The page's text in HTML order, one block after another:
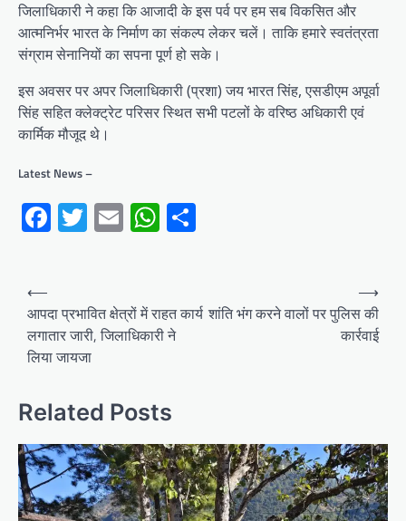
जिलाधिकारी ने कहा कि आजादी के इस पर्व पर हम सब विकसित और
आत्मनिर्भर भारत के निर्माण का संकल्प लेकर चलें। ताकि हमारे स्वतंत्रता
संग्राम सेनानियों का सपना पूर्ण हो सके।
इस अवसर पर अपर जिलाधिकारी (प्रशा) जय भारत सिंह, एसडीएम अपूर्वा
सिंह सहित क्लेक्ट्रेट परिसर स्थित सभी पटलों के वरिष्ठ अधिकारी एवं
कार्मिक मौजूद थे।
Latest News –
Facebook
Twitter
EmailWhatsApp
Post
navigation
⟵
आपदा प्रभावित क्षेत्रों में राहत कार्य
लगातार जारी, जिलाधिकारी ने
लिया जायजा
शांति भंग करने वालों पर पुलिस की
कार्रवाई
⟶
Related Posts